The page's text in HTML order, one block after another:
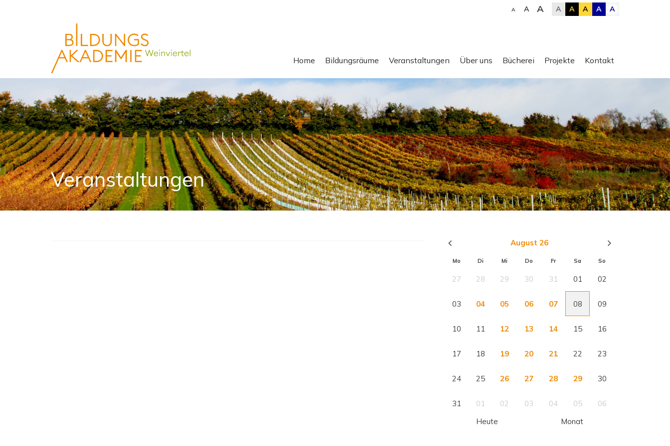
A A A A A A A A
Home Bildungsräume Veranstaltungen Über uns Bücherei Projekte Kontakt
Veranstaltungen
August 26
Mo Di Mi Do Fr Sa So
27 28 29 30 31 01 02
03 04 05 06 07 08 09
10 11 12 13 14 15 16
17 18 19 20 21 22 23
24 25 26 27 28 29 30
31 01 02 03 04 05
06
Heute
Monat